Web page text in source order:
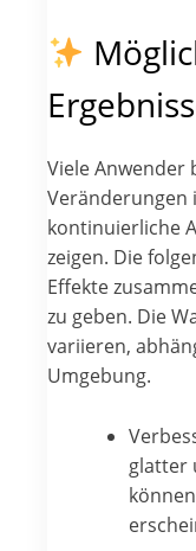
Viele Anwender
Veränderungen
kontinuierliche
zeigen. Die
Effekte
zu geben. Die
variieren,
Umgebung.
glatter